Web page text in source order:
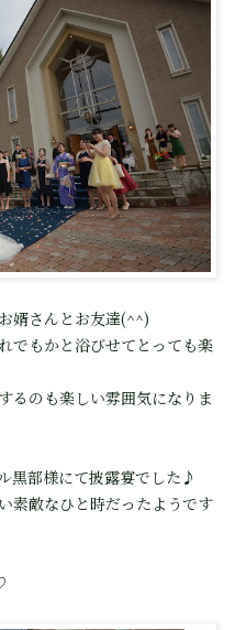
婿さんとお友達(^^)
でもかと浴びせてとっても楽
るのも楽しい雰囲気になりま
黒部様にて披露宴でした♪
素敵なひと時だったようです